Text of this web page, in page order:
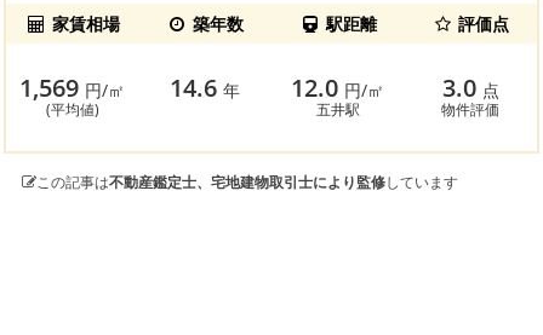
家賃相場 築年数 駅距離 評価点
1,569 円/㎡
(平均値)
14.6年 12.0 円/㎡
五井駅
3.0 点
物件評価
この記事は不動産鑑定士、宅地建物取引士により監修しています